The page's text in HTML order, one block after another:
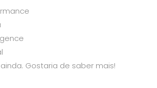
Gostaria de saber mais!